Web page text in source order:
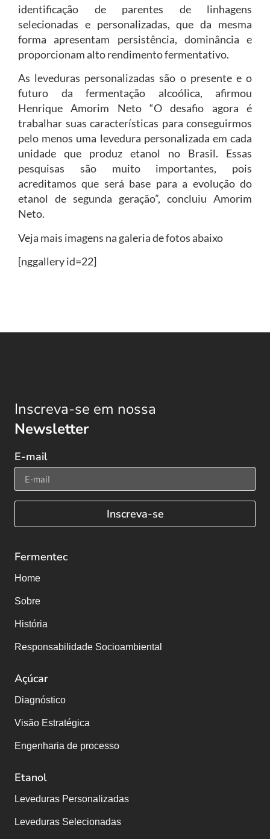
identificação de parentes de linhagens
selecionadas e personalizadas, que da mesma
forma apresentam persistência, dominância e
proporcionam alto rendimento fermentativo.
As leveduras personalizadas são o presente e o
futuro da fermentação alcoólica, afirmou
Henrique Amorim Neto “O desafio agora é
trabalhar suas características para conseguirmos
pelo menos uma levedura personalizada em cada
unidade que produz etanol no Brasil. Essas
pesquisas são muito importantes, pois
acreditamos que será base para a evolução do
etanol de segunda geração”, concluiu Amorim
Neto.
Veja mais imagens na galeria de fotos abaixo
[nggallery id=22]
Inscreva-se em nossa
Newsletter
E-mail
Inscreva-se
Fermentec
Home
Sobre
História
Responsabilidade Socioambiental
Açúcar
Diagnóstico
Visão Estratégica
Engenharia de processo
Etanol
Leveduras Personalizadas
Leveduras Selecionadas